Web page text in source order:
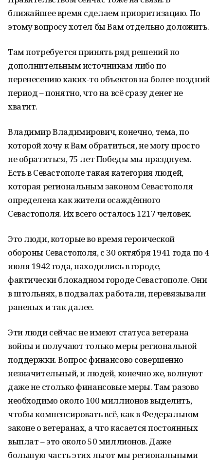
ближайшее время сделаем приоритизацию. По
этому вопросу хотел бы Вам отдельно доложить.
Там потребуется принять ряд решений по
дополнительным источникам либо по
перенесению каких-то объектов на более поздний
период – понятно, что на всё сразу денег не
хватит.
Владимир Владимирович, конечно, тема, по
которой хочу к Вам обратиться, не могу просто
не обратиться, 75 лет Победы мы празднуем.
Есть в Севастополе такая категория людей,
которая региональным законом Севастополя
определена как жители осаждённого
Севастополя. Их всего осталось 1217 человек.
Это люди, которые во время героической
обороны Севастополя, с 30 октября 1941 года по 4
июля 1942 года, находились в городе,
фактически блокадном городе Севастополе. Они
в штольнях, в подвалах работали, перевязывали
раненых и так далее.
Эти люди сейчас не имеют статуса ветерана
войны и получают только меры региональной
поддержки. Вопрос финансово совершенно
незначительный, и людей, конечно же, волнуют
даже не столько финансовые меры. Там разово
необходимо около 100 миллионов выделить,
чтобы компенсировать всё, как в Федеральном
законе о ветеранах, а что касается постоянных
выплат – это около 50 миллионов. Даже
большую часть этих льгот мы региональными